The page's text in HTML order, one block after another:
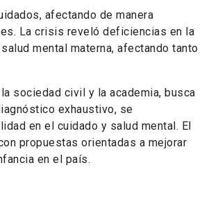
afectando de manera
La crisis reveló deficiencias en la
mental materna, afectando tanto
sociedad civil y la academia, busca
exhaustivo, se
en el cuidado y salud mental. El
propuestas orientadas a mejorar
en el país.